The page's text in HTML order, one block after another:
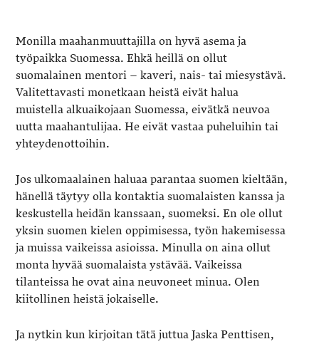
Monilla maahanmuuttajilla on hyvä asema ja
työpaikka Suomessa. Ehkä heillä on ollut
suomalainen mentori – kaveri, nais- tai miesystävä.
Valitettavasti monetkaan heistä eivät halua
muistella alkuaikojaan Suomessa, eivätkä neuvoa
uutta maahantulijaa. He eivät vastaa puheluihin tai
yhteydenottoihin.
Jos ulkomaalainen haluaa parantaa suomen kieltään,
hänellä täytyy olla kontaktia suomalaisten kanssa ja
keskustella heidän kanssaan, suomeksi. En ole ollut
yksin suomen kielen oppimisessa, työn hakemisessa
ja muissa vaikeissa asioissa. Minulla on aina ollut
monta hyvää suomalaista ystävää. Vaikeissa
tilanteissa he ovat aina neuvoneet minua. Olen
kiitollinen heistä jokaiselle.
Ja nytkin kun kirjoitan tätä juttua Jaska Penttisen,